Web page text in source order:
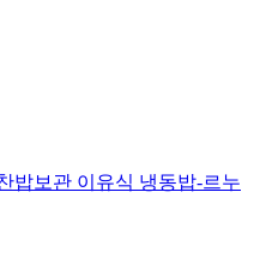
밥보관 이유식 냉동밥-르누